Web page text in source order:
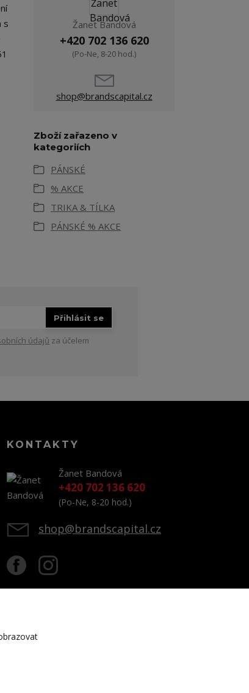
s
Žanet Bandová
+420 702 136 620
(Po-Ne, 8-20 hod.)
shop@brandscapital.cz
Zboží zařazeno v
kategoriích
PÁNSKÉ
% AKCE
TRIKA & TÍLKA
PÁNSKÉ % AKCE
Přihlásit se
údajů za účelem
KONTAKTY
Žanet Bandová
+420 702 136 620
(Po-Ne, 8-20 hod.)
shop@brandscapital.cz